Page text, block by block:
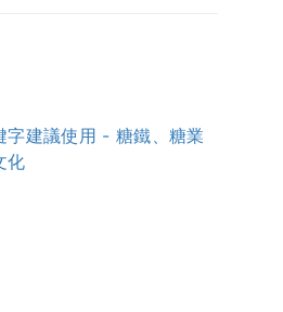
字建議使用 - 糖鐵、糖業
化